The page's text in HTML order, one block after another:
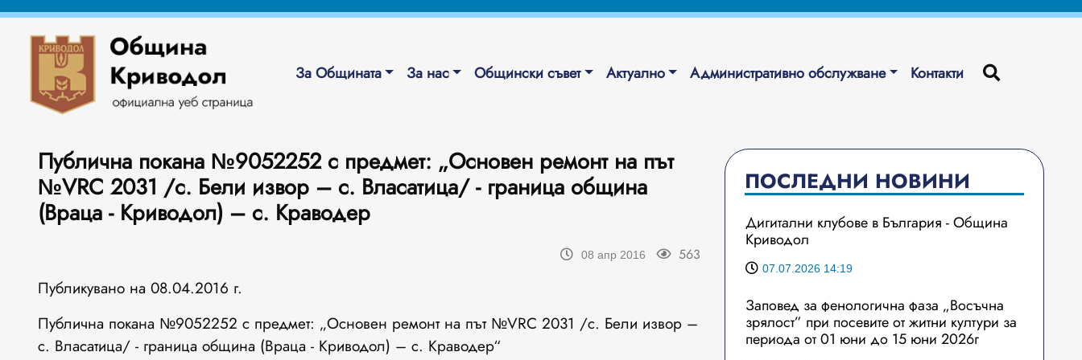
За Общината За нас Общински съвет Актуално Административно обслужване Контакти
Публична покана №9052252 с предмет: „Основен ремонт на път
№VRC 2031 /с. Бели извор – с. Власатица/ - граница община
(Враца - Криводол) – с. Краводер
08 апр 2016 563
Публикувано на 08.04.2016 г.
Публична покана №9052252 с предмет: „Основен ремонт на път №VRC 2031 /с. Бели извор –
с. Власатица/ - граница община (Враца - Криводол) – с. Краводер“
ПОСЛЕДНИ НОВИНИ
Дигитални клубове в България - Община
Криводол
07.07.2026 14:19
Заповед за фенологична фаза „Восъчна
зрялост” при посевите от житни култури за
периода от 01 юни до 15 юни 2026г